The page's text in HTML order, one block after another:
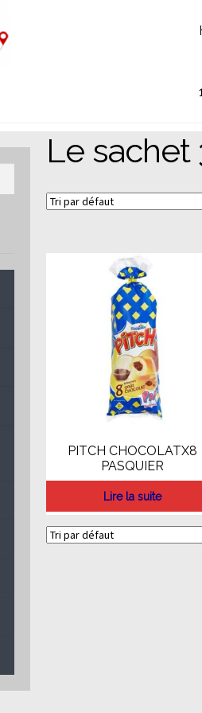
Le sachet
PITCH CHOCOLATX8
PASQUIER
Lire la suite